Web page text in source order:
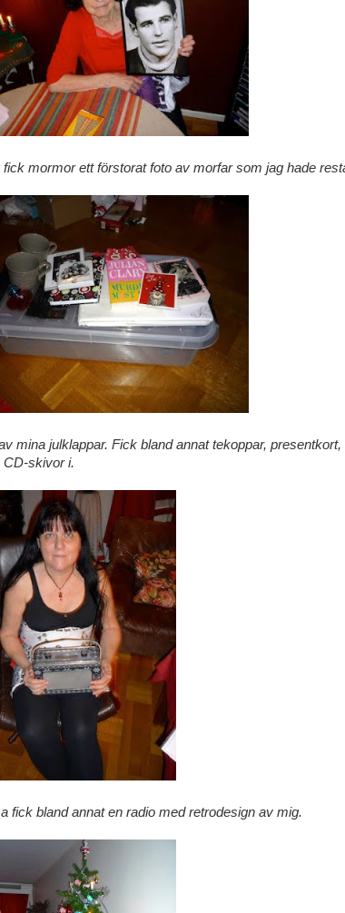
mormor ett förstorat foto av morfar som jag hade
mina julklappar. Fick bland annat tekoppar,
CD-skivor i.
fick bland annat en radio med retrodesign av mig.